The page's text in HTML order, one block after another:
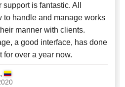
support is fantastic. All
to handle and manage works
manner with clients.
a good interface, has done
for over a year now.
,